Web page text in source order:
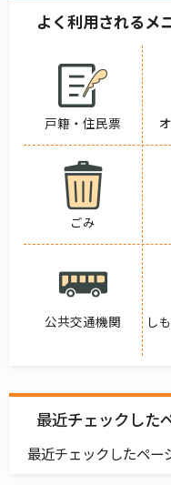
よく利用されるメ
戸籍・住民票
ごみ
公共交通機関
し
最近チェックした
最近チェックしたペー